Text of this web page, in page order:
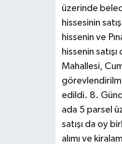
üzerinde
hissesinin
hissenin ve
hissenin
Mahallesi,
edildi. 8.
ada 5 parsel
satışı da oy
alımı ve